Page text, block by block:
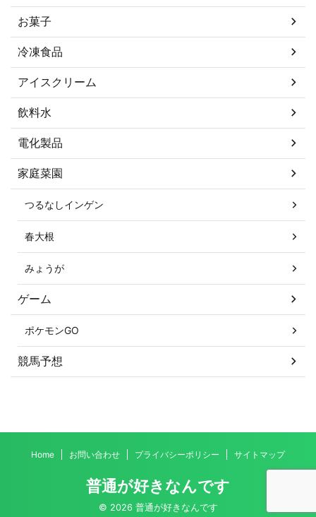
お菓子
冷凍食品
アイスクリーム
飲料水
電化製品
家庭菜園
つるなしインゲン
春大根
みょうが
ゲーム
ポケモンGO
競馬予想
Home お問い合わせ プライバシーポリシー サイトマップ
普通が好きなんです
© 2026 普通が好きなんです